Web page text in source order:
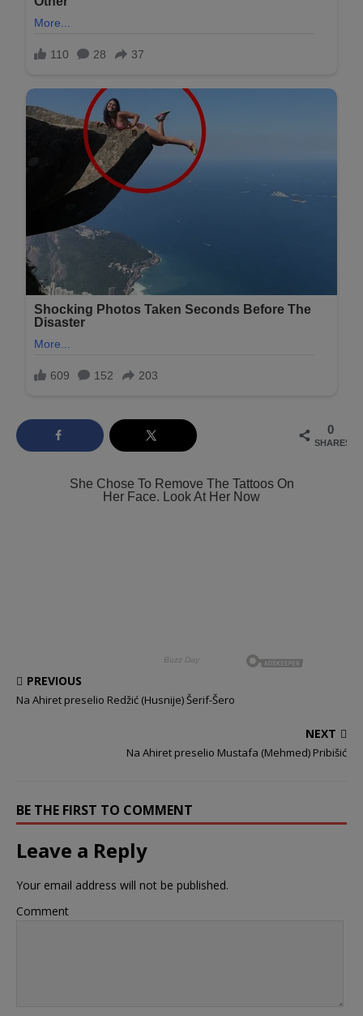
0
SHARES
PREVIOUS
Na Ahiret preselio Redžić (Husnije) Šerif-Šero
NEXT
Na Ahiret preselio Mustafa (Mehmed) Pribišić
BE THE FIRST TO COMMENT
Leave a Reply
Your email address will not be published.
Comment